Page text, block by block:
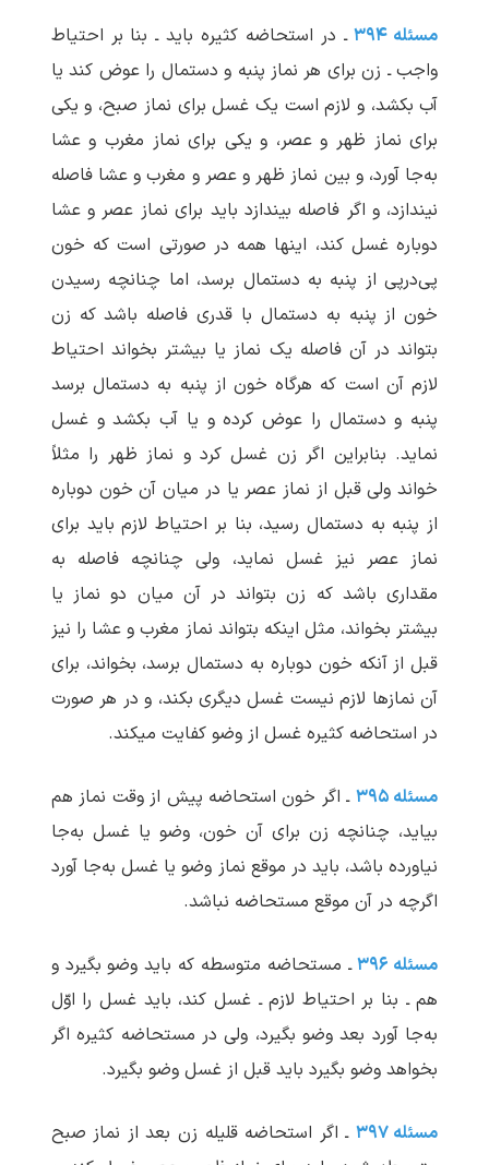
مسئله ۳۹۴
ـ در استحاضه کثیره باید ـ بنا بر احتیاط
واجب ـ زن برای هر نماز پنبه و دستمال را عوض کند یا
آب بکشد، و لازم است یک غسل برای نماز صبح، و یکی
برای نماز ظهر و عصر، و یکی برای نماز مغرب و عشا
به‌جا آورد، و بین نماز ظهر و عصر و مغرب و عشا فاصله
نیندازد، و اگر فاصله بیندازد باید برای نماز عصر و عشا
دوباره غسل کند، اینها همه در صورتی است که خون
پی‌درپی از پنبه به دستمال برسد، اما چنانچه رسیدن
خون از پنبه به دستمال با قدری فاصله باشد که زن
بتواند در آن فاصله یک نماز یا بیشتر بخواند احتیاط
لازم آن است که هرگاه خون از پنبه به دستمال برسد
پنبه و دستمال را عوض کرده و یا آب بکشد و غسل
نماید. بنابراین اگر زن غسل کرد و نماز ظهر را مثلاً
خواند ولی قبل از نماز عصر یا در میان آن خون دوباره
از پنبه به دستمال رسید، بنا بر احتیاط لازم باید برای
نماز عصر نیز غسل نماید، ولی چنانچه فاصله به
مقداری باشد که زن بتواند در آن میان دو نماز یا
بیشتر بخواند، مثل اینکه بتواند نماز مغرب و عشا را نیز
قبل از آنکه خون دوباره به دستمال برسد، بخواند، برای
آن نمازها لازم نیست غسل دیگری بکند، و در هر صورت
در استحاضه کثیره غسل از وضو کفایت می‏کند.
مسئله ۳۹۵
ـ اگر خون استحاضه پیش از وقت نماز هم
بیاید، چنانچه زن برای آن خون، وضو یا غسل به‌جا
نیاورده باشد، باید در موقع نماز وضو یا غسل به‌جا آورد
اگرچه در آن موقع مستحاضه نباشد.
مسئله ۳۹۶
ـ مستحاضه متوسطه که باید وضو بگیرد و
هم ـ بنا بر احتیاط لازم ـ غسل کند، باید غسل را اوّل
به‌جا آورد بعد وضو بگیرد، ولی در مستحاضه کثیره اگر
بخواهد وضو بگیرد باید قبل از غسل وضو بگیرد.
مسئله ۳۹۷
ـ اگر استحاضه قلیله زن بعد از نماز صبح